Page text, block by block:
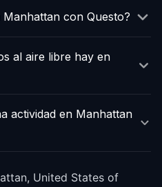
con Questo?
al aire libre hay en
actividad en Manhattan
United States of